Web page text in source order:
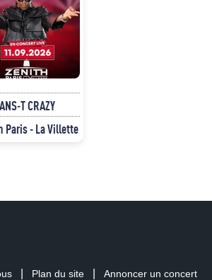
ANS-T CRAZY
Paris - La Villette
Plan du site Annoncer un concert